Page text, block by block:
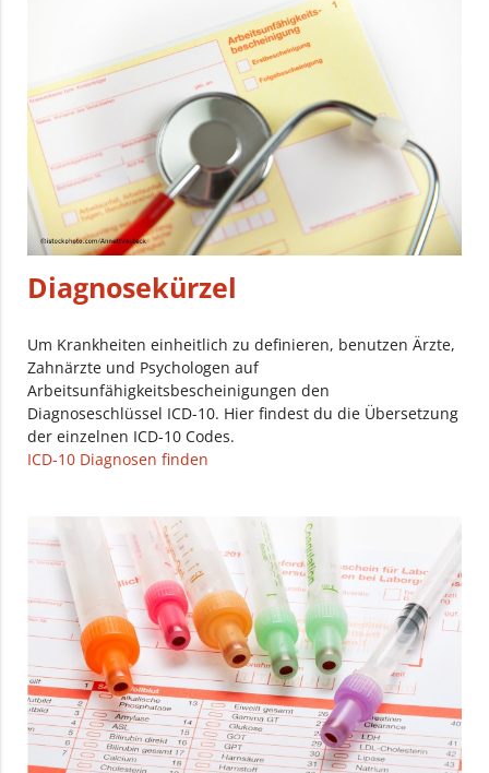
Diagnosekürzel
Um Krankheiten einheitlich zu definieren, benutzen Ärzte,
Zahnärzte und Psychologen auf
Arbeitsunfähigkeitsbescheinigungen den
Diagnoseschlüssel ICD-10. Hier findest du die Übersetzung
der einzelnen ICD-10 Codes.
ICD-10 Diagnosen finden